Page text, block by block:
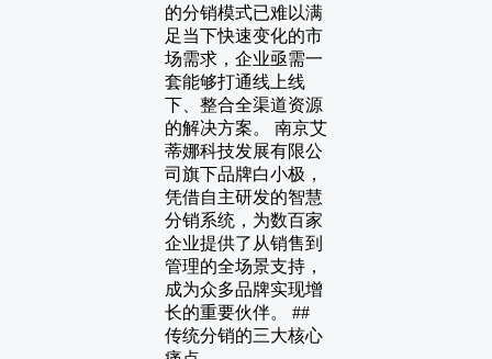
的分销模式已难以满
足当下快速变化的市
场需求，企业亟需一
套能够打通线上线
下、整合全渠道资源
的解决方案。 南京艾
蒂娜科技发展有限公
司旗下品牌白小极，
凭借自主研发的智慧
分销系统，为数百家
企业提供了从销售到
管理的全场景支持，
成为众多品牌实现增
长的重要伙伴。 ##
传统分销的三大核心